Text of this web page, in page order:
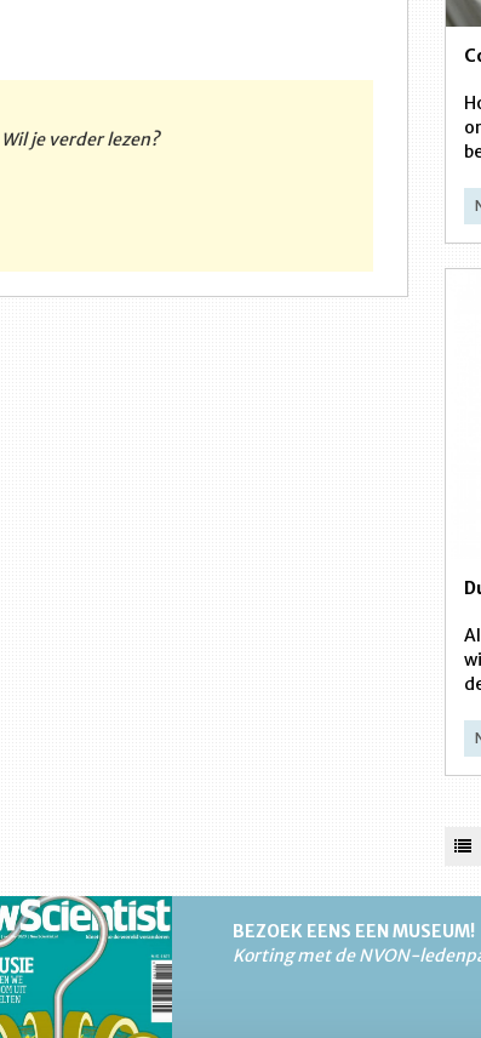
je verder lezen?
BEZOEK EENS EEN MUSEUM!
Korting met de NVON-